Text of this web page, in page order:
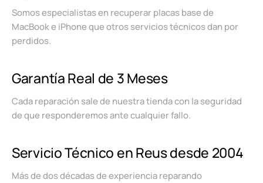
Somos especialistas en recuperar placas base de
MacBook e iPhone que otros servicios técnicos dan por
perdidos.
Garantía Real de 3 Meses
Cada reparación sale de nuestra tienda con la seguridad
de que responderemos ante cualquier fallo.
Servicio Técnico en Reus desde 2004
Más de dos décadas de experiencia reparando